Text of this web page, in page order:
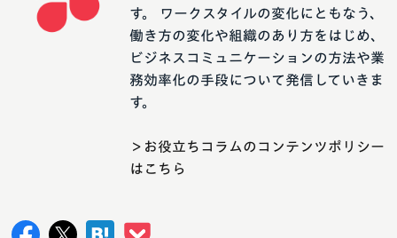
す。 ワークスタイルの変化にともなう、
働き方の変化や組織のあり方をはじめ、
ビジネスコミュニケーションの方法や業
務効率化の手段について発信していきま
す。
＞お役立ちコラムのコンテンツポリシー
はこちら